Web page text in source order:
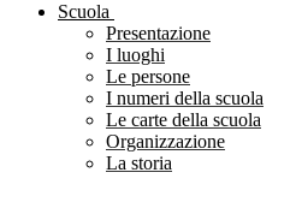
Scuola
Presentazione
I luoghi
Le persone
I numeri della scuola
Le carte della scuola
Organizzazione
La storia